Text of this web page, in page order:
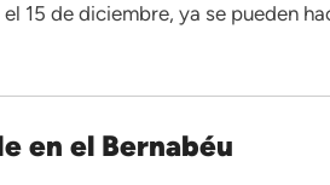
15 de diciembre, ya se pueden
en el Bernabéu